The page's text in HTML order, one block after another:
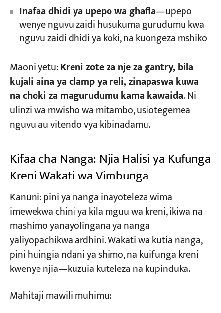
Inafaa dhidi ya upepo wa ghafla—upepo
wenye nguvu zaidi husukuma gurudumu kwa
nguvu zaidi dhidi ya koki, na kuongeza mshiko
Maoni yetu:Kreni zote za nje za gantry, bila
kujali aina ya clamp ya reli, zinapaswa kuwa
na choki za magurudumu kama kawaida.Ni
ulinzi wa mwisho wa mitambo, usiotegemea
nguvu au vitendo vya kibinadamu.
Kifaa cha Nanga: Njia Halisi ya Kufunga
Kreni Wakati wa Vimbunga
Kanuni: pini ya nanga inayoteleza wima
imewekwa chini ya kila mguu wa kreni, ikiwa na
mashimo yanayolingana ya nanga
yaliyopachikwa ardhini. Wakati wa kutia nanga,
pini huingia ndani ya shimo, na kuifunga kreni
kwenye njia—kuzuia kuteleza na kupinduka.
Mahitaji mawili muhimu: